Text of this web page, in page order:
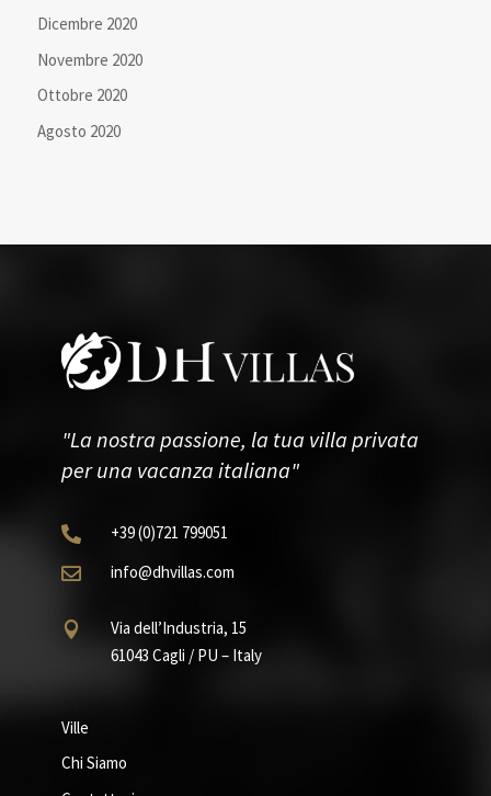
Dicembre 2020
Novembre 2020
Ottobre 2020
Agosto 2020
"La nostra passione, la tua villa privata
per una vacanza italiana"
 +39(0)721 799051
 info@dhvillas.com

Via dell’Industria, 15
61043 Cagli / PU – Italy
Ville
Chi Siamo